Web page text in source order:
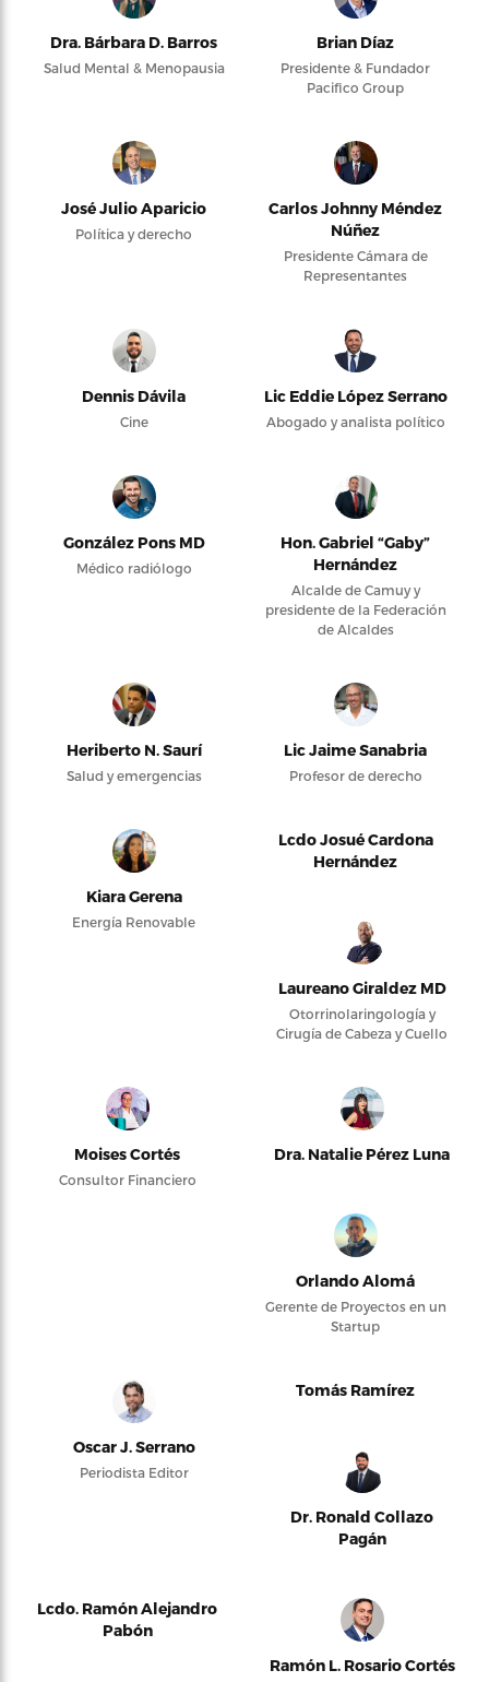
Dra. Bárbara D. Barros
Salud Mental & Menopausia
Brian Díaz
Presidente & Fundador
Pacifico Group
José Julio Aparicio
Política y derecho
Carlos Johnny Méndez
Núñez
Presidente Cámara de
Representantes
Dennis Dávila
Cine
Lic Eddie López Serrano
Abogado y analista político
González Pons MD
Médico radiólogo
Hon. Gabriel “Gaby”
Hernández
Alcalde de Camuy y
presidente de la Federación
de Alcaldes
Heriberto N. Saurí
Salud y emergencias
Lic Jaime Sanabria
Profesor de derecho
Kiara Gerena
Energía Renovable
Lcdo Josué Cardona
Hernández
Laureano Giraldez MD
Otorrinolaringología y
Cirugía de Cabeza y Cuello
Moises Cortés
Consultor Financiero
Dra. Natalie Pérez Luna
Orlando Alomá
Gerente de Proyectos en un
Startup
Oscar J. Serrano
Periodista Editor
Tomás Ramírez
Dr. Ronald Collazo
Pagán
Lcdo. Ramón Alejandro
Pabón
Ramón L. Rosario Cortés